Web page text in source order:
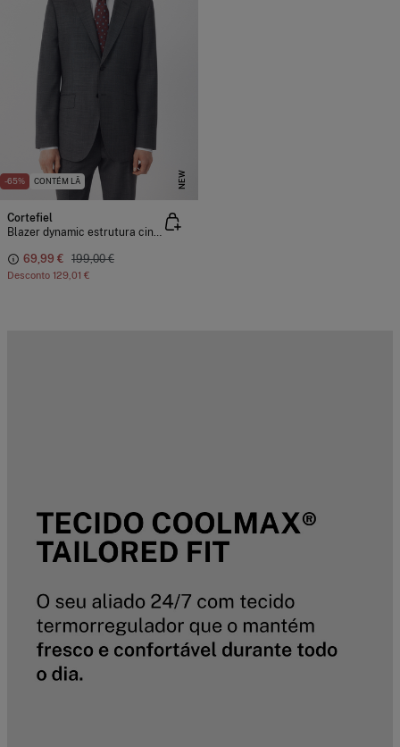
-65% CONTÉM LÃ NEW
Cortefiel
Blazer dynamic estrutura cinzento
69,99 € 199,00 €
Desconto 129,01 €